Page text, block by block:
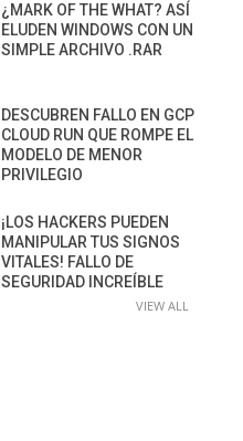
¿MARK OF THE WHAT? ASÍ
ELUDEN WINDOWS CON UN
SIMPLE ARCHIVO .RAR
DESCUBREN FALLO EN GCP
CLOUD RUN QUE ROMPE EL
MODELO DE MENOR
PRIVILEGIO
¡LOS HACKERS PUEDEN
MANIPULAR TUS SIGNOS
VITALES! FALLO DE
SEGURIDAD INCREÍBLE
VIEW ALL